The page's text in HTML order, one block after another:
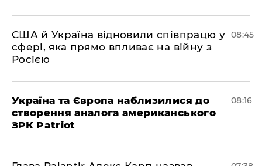
США й Україна відновили співпрацю у
сфері, яка прямо впливає на війну з
Росією
08:45
Україна та Європа наблизилися до
створення аналога американського
ЗРК Patriot
08:16